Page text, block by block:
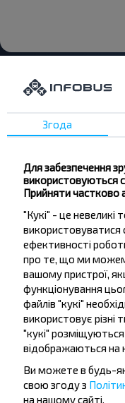
Бажаєте
дешевше?
Не пропусти
пропозиції,
подорожуй з
Згода
Для забезпечення
використовуються
Прийняти частково
"Кукі" - це невеликі
ефективності
про те, що ми
вашому пристрої,
функціонування
файлів "кукі"
використовує різні
"кукі"
відображаються на
Ви можете в будь-
свою згоду з
на нашому сайті.